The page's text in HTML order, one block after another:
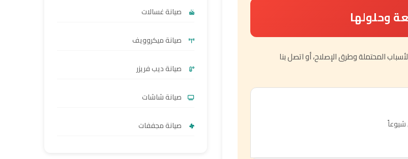
وحلولها
المحتملة وطرق الإصلاح، أو اتصل بنا
شيوعاً
صيانة غسالات
صيانة ميكروويف
صيانة ديب فريزر
صيانة شاشات
صيانة مجففات